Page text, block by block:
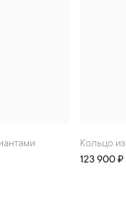
Кольцо
123 900 ₽